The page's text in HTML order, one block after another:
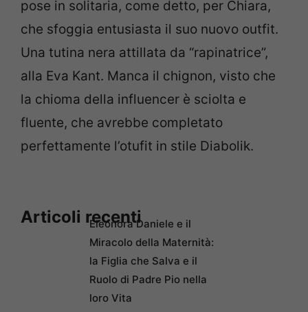
pose in solitaria, come detto, per Chiara,
che sfoggia entusiasta il suo nuovo outfit.
Una tutina nera attillata da “rapinatrice”,
alla Eva Kant. Manca il chignon, visto che
la chioma della influencer è sciolta e
fluente, che avrebbe completato
perfettamente l’otufit in stile Diabolik.
Articoli recentiEleonora Daniele e il
Miracolo della Maternità:
la Figlia che Salva e il
Ruolo di Padre Pio nella
loro Vita